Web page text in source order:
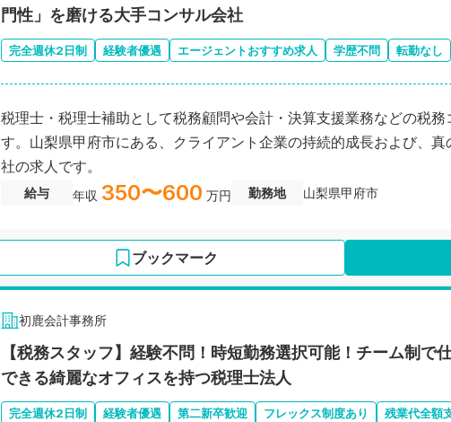
門性」を磨ける大手コンサル会社
完全週休2日制 経験者優遇 エージェントおすすめ求人 学歴不問 転勤なし
税理士・税理士補助として税務顧問や会計・決算支援業務などの税
す。山梨県甲府市にある、クライアント企業の持続的成長および、
社の求人です。
給与 年収 350〜600 万円 勤務地 山梨県甲府市
ブックマーク
初鹿会計事務所
【税務スタッフ】経験不問！時短勤務選択可能！チーム制で
できる綺麗なオフィスを持つ税理士法人
完全週休2日制 経験者優遇 第二新卒歓迎 フレックス制度あり 残業代全額